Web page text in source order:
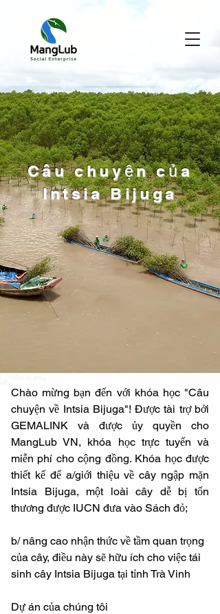
Câu chuyện của
Intsia Bijuga
Chào mừng bạn đến với khóa học "Câu
chuyện về Intsia Bijuga"! Được tài trợ bởi
GEMALINK và được ủy quyền cho
MangLub VN, khóa học trực tuyến và
miễn phí cho cộng đồng. Khóa học được
thiết kế để a/giới thiệu về cây ngập mặn
Intsia Bijuga, một loài cây dễ bị tổn
thương được IUCN đưa vào Sách đỏ;
b/ nâng cao nhận thức về tầm quan trọng
của cây, điều này sẽ hữu ích cho việc tái
sinh cây Intsia Bijuga tại tỉnh Trà Vinh
Dự án của chúng tôi